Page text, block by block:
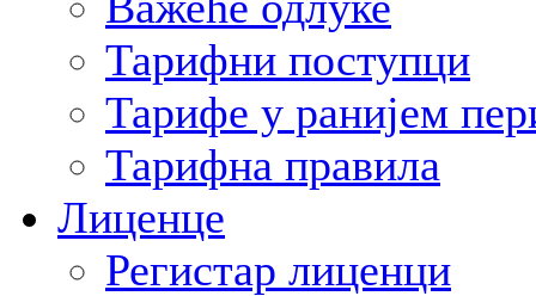
Тарифни поступци
Тарифе у ранијем
Тарифна правила
Лиценце
Регистар лиценци